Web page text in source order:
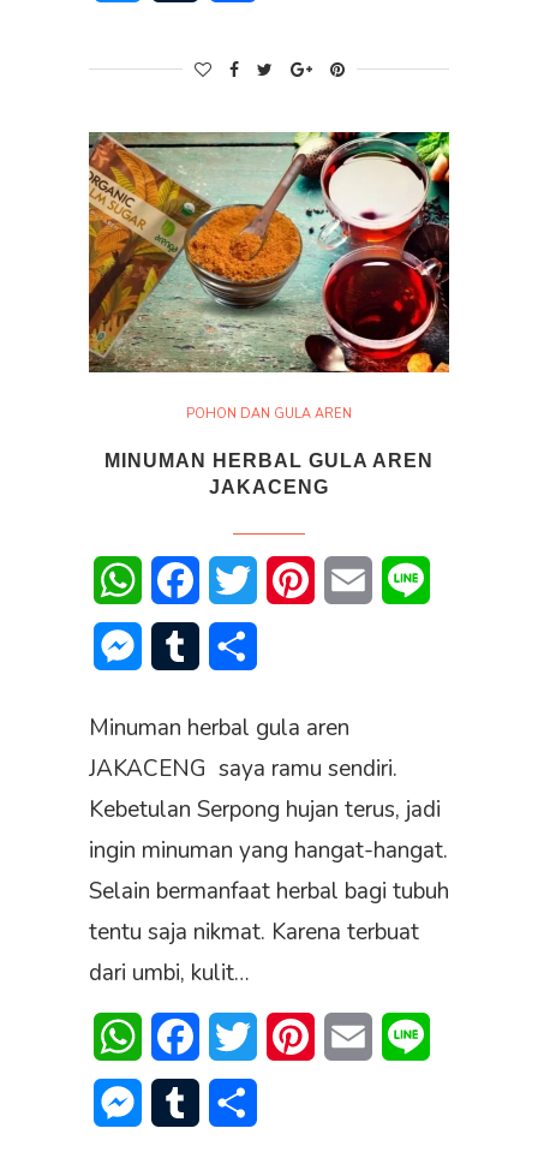
POHON DAN GULA AREN
MINUMAN HERBAL GULA AREN
JAKACENG
WhatsAppFacebookTwitter PinterestEmail
Messenger
Tumblr
Minuman herbal gula aren
JAKACENG saya ramu sendiri.
Kebetulan Serpong hujan terus, jadi
ingin minuman yang hangat-hangat.
Selain bermanfaat herbal bagi tubuh
tentu saja nikmat. Karena terbuat
dari umbi, kulit…
WhatsAppFacebookTwitter PinterestEmail
Messenger
Tumblr